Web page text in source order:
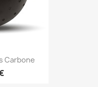
Carbone